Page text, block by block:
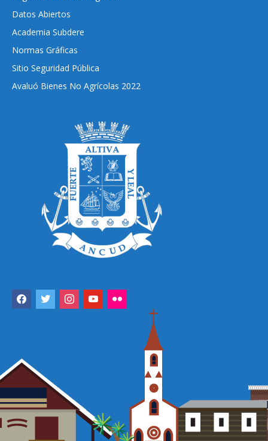
Datos Abiertos
Academia Subdere
Normas Gráficas
Sitio Seguridad Pública
Avaluó Bienes No Agrícolas 2022
facebooktwitter instagramyoutubeflickr